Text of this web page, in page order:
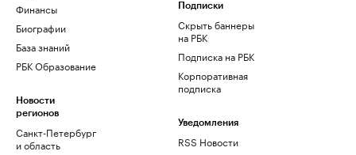
Финансы
Биографии
База знаний
РБК Образование
Новости
регионов
Санкт-Петербург
и область
Подписки
Скрыть баннеры
на РБК
Подписка на РБК
Корпоративная
подписка
Уведомления
RSS Новости